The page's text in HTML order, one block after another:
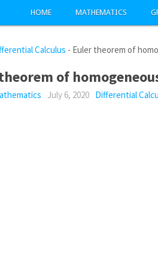
HOME MATHEMATICS
Calculus - Euler theorem of
of
July 6, 2020 Differential